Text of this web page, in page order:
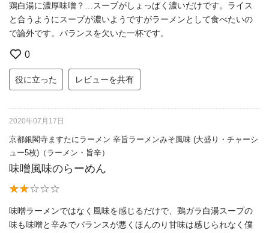
鶏白湯に濃厚味噌？…スープがしょっぱく濃いだけです。ライス
と合うようにスープが濃いようですがラーメンとして食べたいの
で論外です。バランスを欠いた一杯です。
0
役に立った レビューを共有
2020年07月17日
京都銀閣寺ますたにラーメン 辛旨ラーメンみそ風味 (大盛り・チャーシ
ュー5枚)（ラーメン・旨辛）
味噌風味のらーめん
味噌ラーメンではなく風味を感じるだけで、鶏ガラ白湯スープの
味も味噌と辛みでバランスが悪くほんのり甘味は感じられなく僕